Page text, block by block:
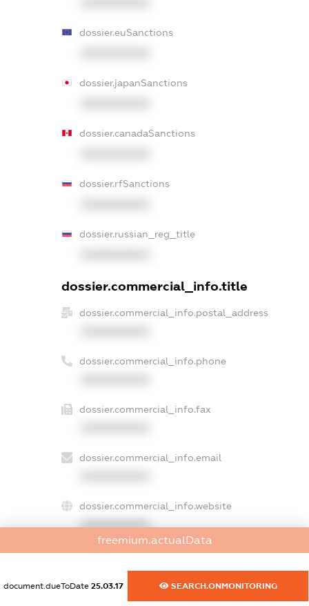
dossier.euSanctions
dossier.japanSanctions
dossier.canadaSanctions
dossier.rfSanctions
dossier.russian_reg_title
dossier.commercial_info.title
dossier.commercial_info.postal_address
dossier.commercial_info.phone
dossier.commercial_info.fax
dossier.commercial_info.email
dossier.commercial_info.website
dossier.commercial_info.activity
XXXXXXXXXX
freemium.actualData
document.dueToDate 25.03.17 SEARCH.ONMONITORING